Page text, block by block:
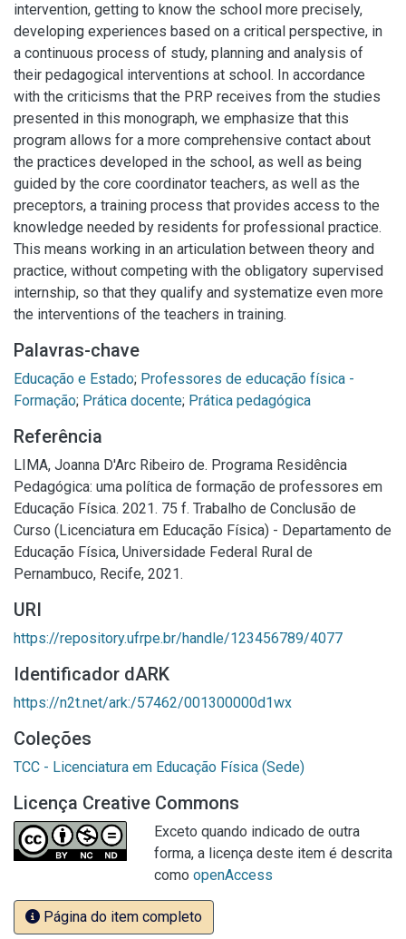
intervention, getting to know the school more precisely,
developing experiences based on a critical perspective, in
a continuous process of study, planning and analysis of
their pedagogical interventions at school. In accordance
with the criticisms that the PRP receives from the studies
presented in this monograph, we emphasize that this
program allows for a more comprehensive contact about
the practices developed in the school, as well as being
guided by the core coordinator teachers, as well as the
preceptors, a training process that provides access to the
knowledge needed by residents for professional practice.
This means working in an articulation between theory and
practice, without competing with the obligatory supervised
internship, so that they qualify and systematize even more
the interventions of the teachers in training.
Palavras-chave
Educação e Estado; Professores de educação física -
Formação; Prática docente; Prática pedagógica
Referência
LIMA, Joanna D'Arc Ribeiro de. Programa Residência
Pedagógica: uma política de formação de professores em
Educação Física. 2021. 75 f. Trabalho de Conclusão de
Curso (Licenciatura em Educação Física) - Departamento de
Educação Física, Universidade Federal Rural de
Pernambuco, Recife, 2021.
URI
https://repository.ufrpe.br/handle/123456789/4077
Identificador dARK
https://n2t.net/ark:/57462/001300000d1wx
Coleções
TCC - Licenciatura em Educação Física (Sede)
Licença Creative Commons
Exceto quando indicado de outra
forma, a licença deste item é descrita
como openAccess
Página do item completo